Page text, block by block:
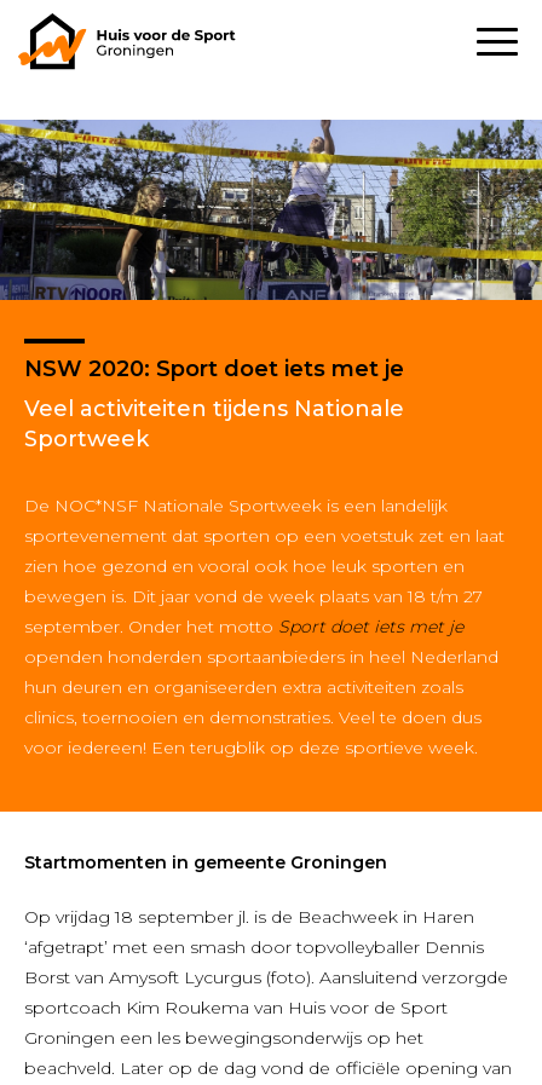
NSW 2020: Sport doet iets met je
Veel activiteiten tijdens Nationale
Sportweek
De NOC*NSF Nationale Sportweek is een landelijk
sportevenement dat sporten op een voetstuk zet en laat
zien hoe gezond en vooral ook hoe leuk sporten en
bewegen is. Dit jaar vond de week plaats van 18 t/m 27
september. Onder het motto Sport doet iets met je
openden honderden sportaanbieders in heel Nederland
hun deuren en organiseerden extra activiteiten zoals
clinics, toernooien en demonstraties. Veel te doen dus
voor iedereen! Een terugblik op deze sportieve week.
Startmomenten in gemeente Groningen
Op vrijdag 18 september jl. is de Beachweek in Haren
‘afgetrapt’ met een smash door topvolleyballer Dennis
Borst van Amysoft Lycurgus (foto). Aansluitend verzorgde
sportcoach Kim Roukema van Huis voor de Sport
Groningen een les bewegingsonderwijs op het
beachveld. Later op de dag vond de officiële opening van